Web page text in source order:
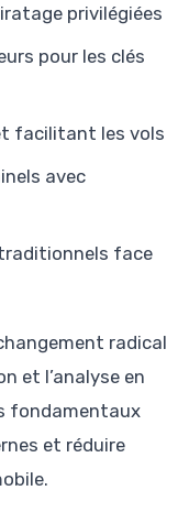
privilégiées
pour les clés
facilitant les vols
avec
face
radical
et l’analyse en
fondamentaux
et réduire